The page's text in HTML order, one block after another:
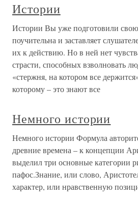
Истории
Истории Вы уже подготовили
поучительна и заставляет
их к действию. Но в ней нет
страсти, способных взволновать
«стержня, на котором все
которому – это знают все
Немного истории
Немного истории Формула
древние времена – к концепции
выделил три основные категории
пафос.Знание, или слово,
характер, или нравственную